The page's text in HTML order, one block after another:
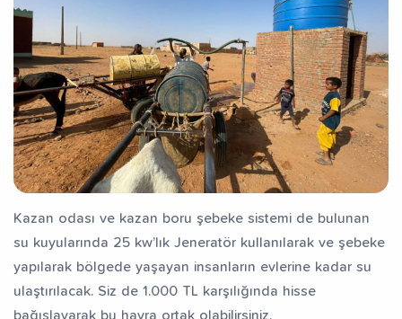
Kazan odası ve kazan boru şebeke sistemi de bulunan
su kuyularında 25 kw’lık Jeneratör kullanılarak ve şebeke
yapılarak bölgede yaşayan insanların evlerine kadar su
ulaştırılacak. Siz de 1.000 TL karşılığında hisse
bağışlayarak bu hayra ortak olabilirsiniz.